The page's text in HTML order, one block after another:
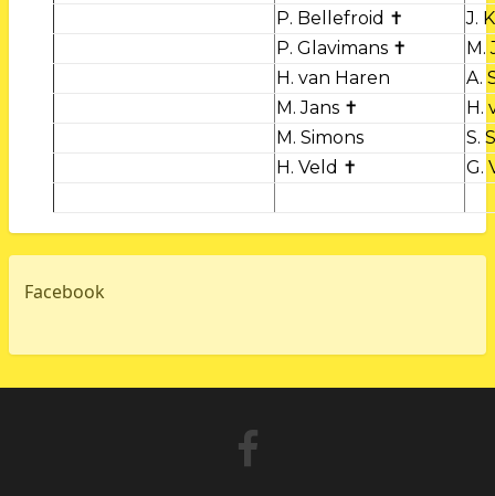
P. Bellefroid ✝
J.
P. Glavimans ✝
M.
H. van Haren
A.
M. Jans ✝
H.
M. Simons
S.
H. Veld ✝
G.
Facebook